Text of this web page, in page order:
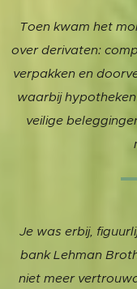
Toen kwam het
over derivaten:
verpakken en
waarbij
veilige
Je was erbij,
bank Lehman
niet meer